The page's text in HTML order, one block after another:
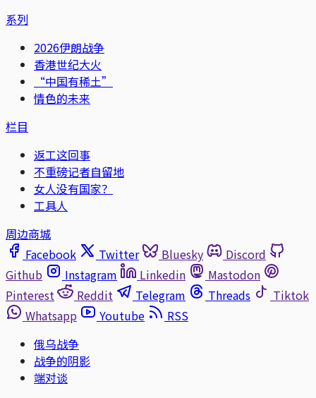
系列
2026伊朗战争
香港世纪大火
“中国有稀土”
情色的未来
栏目
返工这回事
不重磅记者自留地
女人没有国家？
工具人
周边商城
Facebook
Twitter Bluesky
Discord
Github
Instagram Linkedin
Mastodon
Pinterest
Reddit Telegram Threads
Tiktok
Whatsapp
Youtube
RSS
俄乌战争
战争的阴影
端对谈